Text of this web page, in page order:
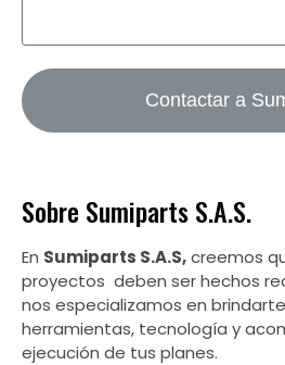
Contactar a
Sobre Sumiparts S.A.S.
En Sumiparts S.A.S,creemos
proyectos deben ser hechos
nos especializamos en
herramientas, tecnología y
ejecución de tus planes.